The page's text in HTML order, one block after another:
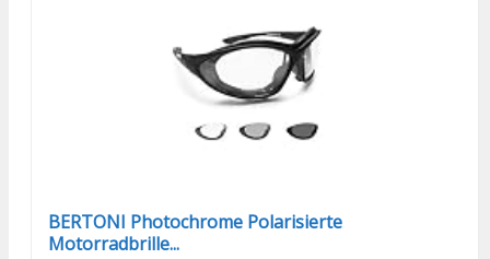
BERTONI Photochrome Polarisierte
Motorradbrille...